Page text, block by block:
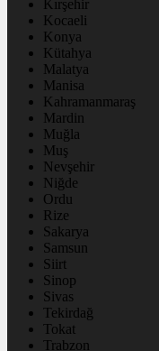
Kırşehir
Kocaeli
Konya
Kütahya
Malatya
Manisa
Kahramanmaraş
Mardin
Muğla
Muş
Nevşehir
Niğde
Ordu
Rize
Sakarya
Samsun
Siirt
Sinop
Sivas
Tekirdağ
Tokat
Trabzon